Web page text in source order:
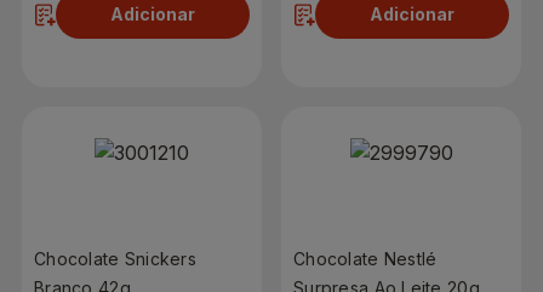
Adicionar Adicionar
Chocolate Snickers
Branco 42g
Chocolate Nestlé
Surpresa Ao Leite 20g